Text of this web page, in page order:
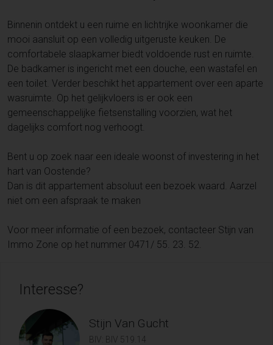
Binnenin ontdekt u een ruime en lichtrijke woonkamer die
mooi aansluit op een volledig uitgeruste keuken. De
comfortabele slaapkamer biedt voldoende rust en ruimte.
De badkamer is ingericht met een douche, een wastafel en
een toilet. Verder beschikt het appartement over een aparte
wasruimte. Op het gelijkvloers is er ook een
gemeenschappelijke fietsenstalling voorzien, wat het
dagelijks comfort nog verhoogt.
Bent u op zoek naar een ideale woonst of investering in het
hart van Oostende?
Dan is dit appartement absoluut een bezoek waard. Aarzel
niet om een afspraak te maken
Voor meer informatie of een bezoek, contacteer Stijn van
Immo Zone op het nummer 0471/ 55. 23. 52.
Interesse?
Stijn Van Gucht
BIV: BIV 519.14